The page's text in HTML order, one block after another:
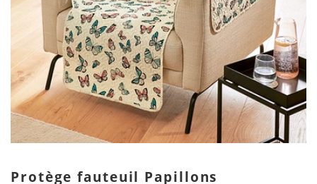
Protège fauteuil Papillons